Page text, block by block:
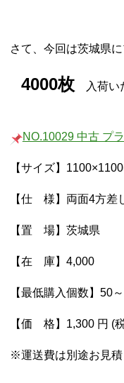
さて、今回は茨城県
4000枚 入荷い
NO.10029 中古 プ
【サイズ】
【仕 様】両面4方差
【置 場】茨城県
【在 庫】4,000
【最低購入個数】50～
【価 格】1,300 円 (
※運送費は別途お見